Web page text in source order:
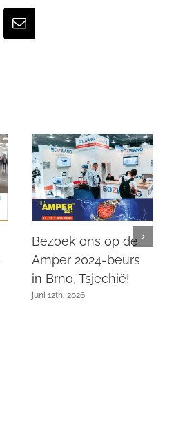
Email
Bezoek ons op de
Amper 2024-beurs
in Brno, Tsjechië!
juni 12th, 2026